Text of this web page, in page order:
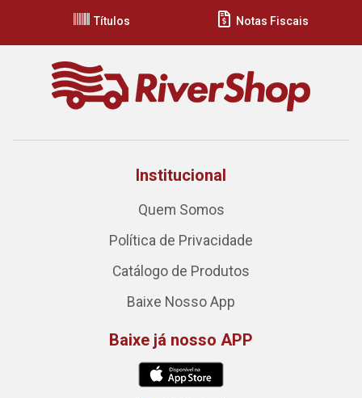
Títulos Notas Fiscais
Institucional
Quem Somos
Política de Privacidade
Catálogo de Produtos
Baixe Nosso App
Baixe já nosso APP